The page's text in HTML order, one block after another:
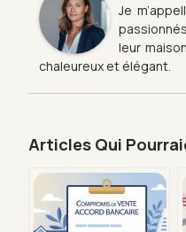
Je
leur
chaleureux et élégant.
Articles Qui